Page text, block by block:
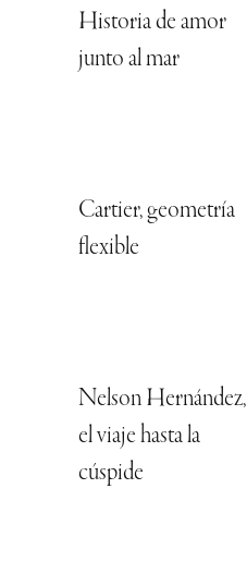
Historia de amor
junto al mar
Cartier, geometría
flexible
Nelson Hernández,
el viaje hasta la
cúspide